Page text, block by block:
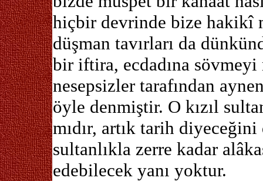
hiçbir devrinde bize hakikî
düşman tavırları da
bir iftira, ecdadına
nesepsizler tarafından
öyle denmiştir. O kızıl
mıdır, artık tarih diyeceğini
sultanlıkla zerre kadar
edebilecek yanı yoktur.